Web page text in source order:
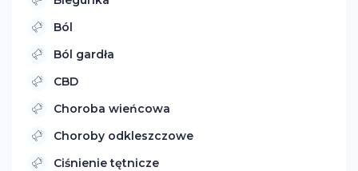
Ból
Ból gardła
CBD
Choroba wieńcowa
Choroby odkleszczowe
Ciśnienie tętnicze